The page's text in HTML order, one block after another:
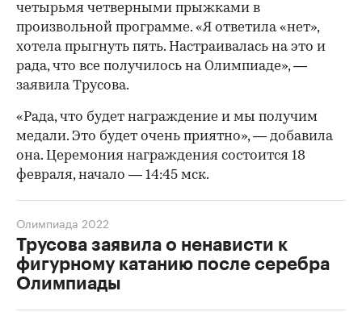
четырьмя четверными прыжками в
произвольной программе. «Я ответила «нет»,
хотела прыгнуть пять. Настраивалась на это и
рада, что все получилось на Олимпиаде», —
заявила Трусова.
00:00 / 00:00
«Рада, что будет награждение и мы получим
медали. Это будет очень приятно», — добавила
она. Церемония награждения состоится 18
февраля, начало — 14:45 мск.
Трусова заявила о ненависти к
фигурному катанию после серебра
Олимпиады
Олимпиада 2022